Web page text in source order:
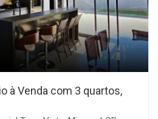
à Venda com 3 quartos,